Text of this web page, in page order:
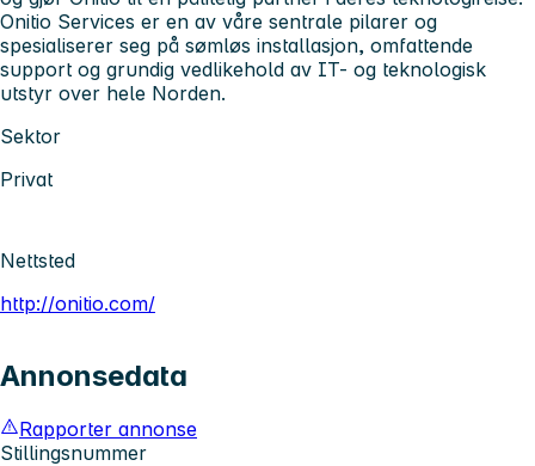
Onitio Services er en av våre sentrale pilarer og
spesialiserer seg på sømløs installasjon, omfattende
support og grundig vedlikehold av IT- og teknologisk
utstyr over hele Norden.
Sektor
Privat
Nettsted
http://onitio.com/
Annonsedata
Rapporter annonse
Stillingsnummer